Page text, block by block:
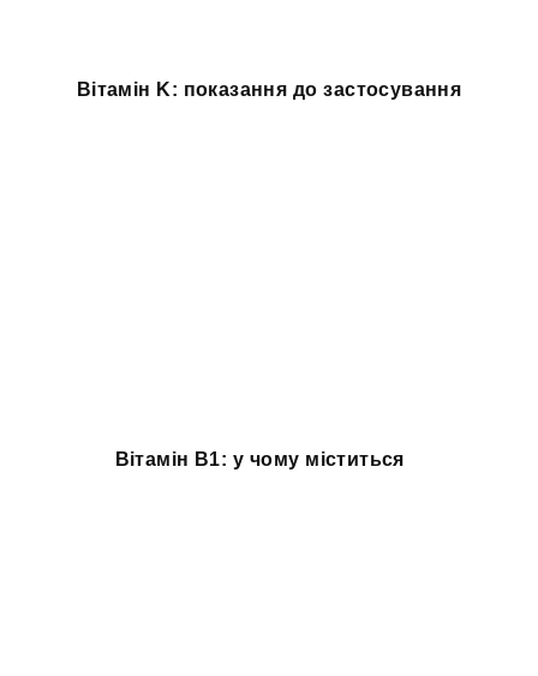
Вітамін K: показання до застосування
Вітамін B1: у чому міститься